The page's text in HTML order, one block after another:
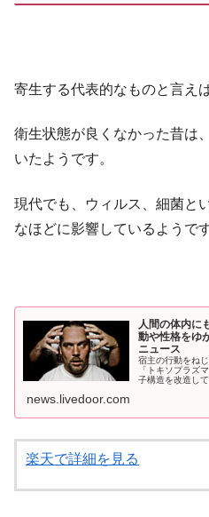
寄生する代表的なものと言え
衛生状態が良くなかった昔は
いたようです。
現代でも、ウィルス、細菌と
なほどに影響しているようです
人間の体内に
動や性格をゆ
ニュース
宿主の行動をね
「トキソプラズ
子構造を改造し
news.livedoor.com
楽天で詳細を見る